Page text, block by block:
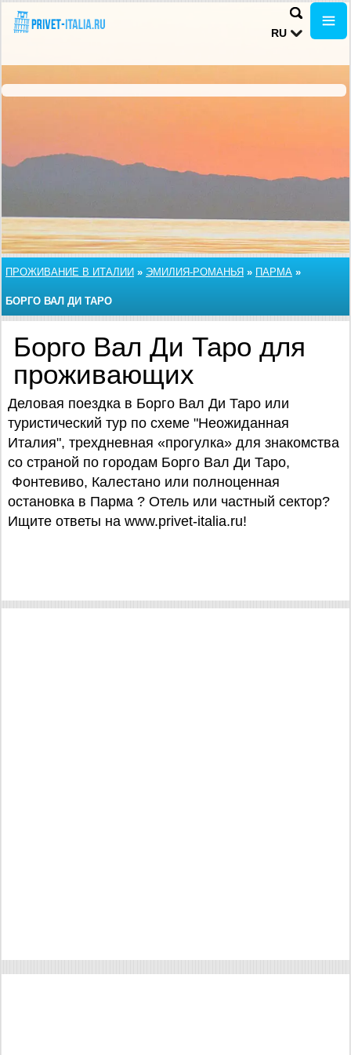
RU
ПРОЖИВАНИЕ В ИТАЛИИ » ЭМИЛИЯ-РОМАНЬЯ » ПАРМА »
БОРГО ВАЛ ДИ ТАРО
Борго Вал Ди Таро для
проживающих
Деловая поездка в Борго Вал Ди Таро или
туристический тур по схеме "Неожиданная
Италия", трехдневная «прогулка» для знакомства
со страной по городам Борго Вал Ди Таро,
Фонтевиво, Калестано или полноценная
остановка в Парма ? Отель или частный сектор?
Ищите ответы на www.privet-italia.ru!